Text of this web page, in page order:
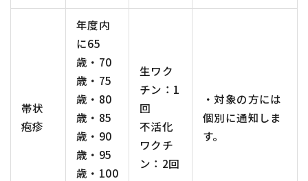
帯状
疱疹
年度内
に65
歳・70
歳・75
歳・80
歳・85
歳・90
歳・95
歳・100
生ワク
チン：1
回
不活化
ワクチ
ン：2回
・対象の方には
個別に通知しま
す。